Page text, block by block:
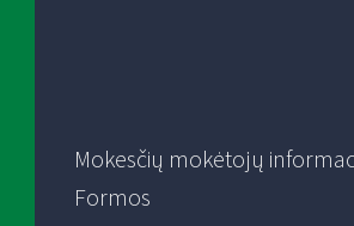
Mokesčių mokėtojų
Formos